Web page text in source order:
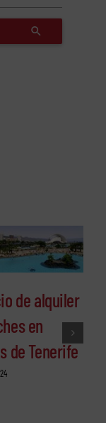
de alquiler
en
de Tenerife